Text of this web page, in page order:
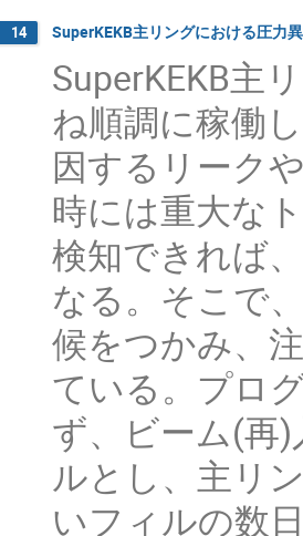
14 SuperKEKB主リングにおける圧力
SuperKEKB主
ね順調に稼働
因するリーク
時には重大な
検知できれば
なる。そこで
候をつかみ、
ている。プロ
ず、ビーム(再
ルとし、主リ
いフィルの数